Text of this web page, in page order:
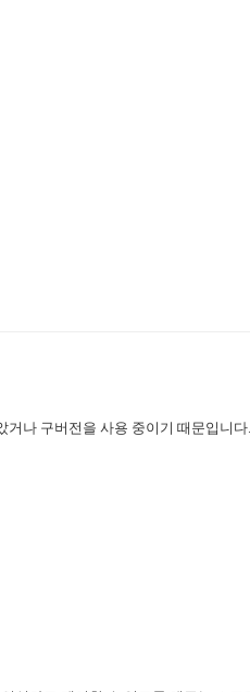
나 구버전을 사용 중이기 때문입니